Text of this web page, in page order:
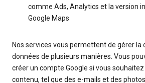
comme Ads, Analytics et la version
Google Maps
Nos services vous permettent de gérer la
données de plusieurs manières. Vous
créer un compte Google si vous
contenu, tel que des e-mails et des